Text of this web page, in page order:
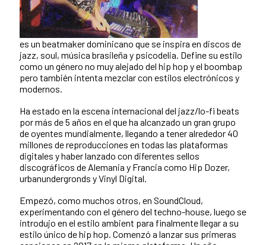
es un beatmaker dominicano que se inspira en discos de
jazz, soul, música brasileña y psicodelia. Define su estilo
como un género no muy alejado del hip hop y el boombap
pero también intenta mezclar con estilos electrónicos y
modernos.
Ha estado en la escena internacional del jazz/lo-fi beats
por más de 5 años en el que ha alcanzado un gran grupo
de oyentes mundialmente, llegando a tener alrededor 40
millones de reproducciones en todas las plataformas
digitales y haber lanzado con diferentes sellos
discográficos de Alemania y Francia como Hip Dozer,
urbanundergronds y Vinyl Digital.
Empezó, como muchos otros, en SoundCloud,
experimentando con el género del techno-house, luego se
introdujo en el estilo ambient para finalmente llegar a su
estilo único de hip hop. Comenzó a lanzar sus primeras